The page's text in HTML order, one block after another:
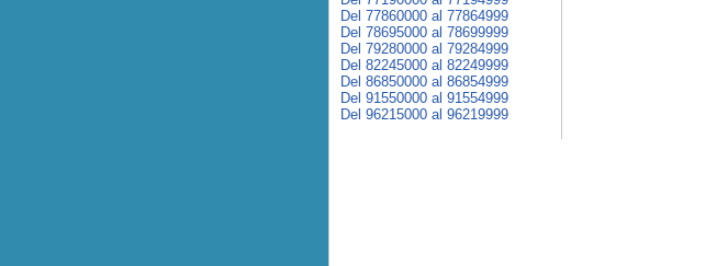
Del 77860000 al 77864999
Del 78695000 al 78699999
Del 79280000 al 79284999
Del 82245000 al 82249999
Del 86850000 al 86854999
Del 91550000 al 91554999
Del 96215000 al 96219999